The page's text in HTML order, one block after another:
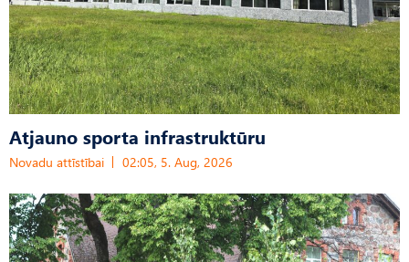
Atjauno sporta infrastruktūru
Novadu attīstībai 02:05, 5. Aug, 2026